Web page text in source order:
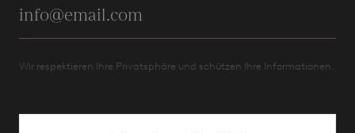
Wir respektieren Ihre Privatsphäre und schützen Ihre Informationen.